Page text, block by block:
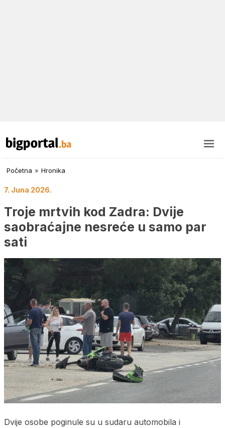
Početna » Hronika
7. Juna 2026.
Troje mrtvih kod Zadra: Dvije
saobraćajne nesreće u samo par
sati
Dvije osobe poginule su u sudaru automobila i